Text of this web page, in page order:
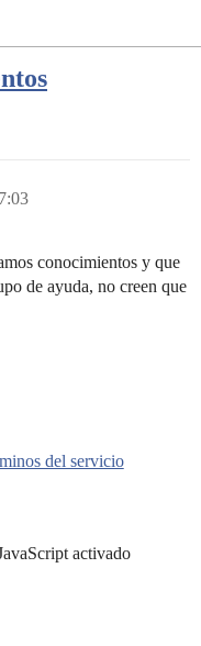
conocimientos y que
de ayuda, no creen que
del servicio
activado